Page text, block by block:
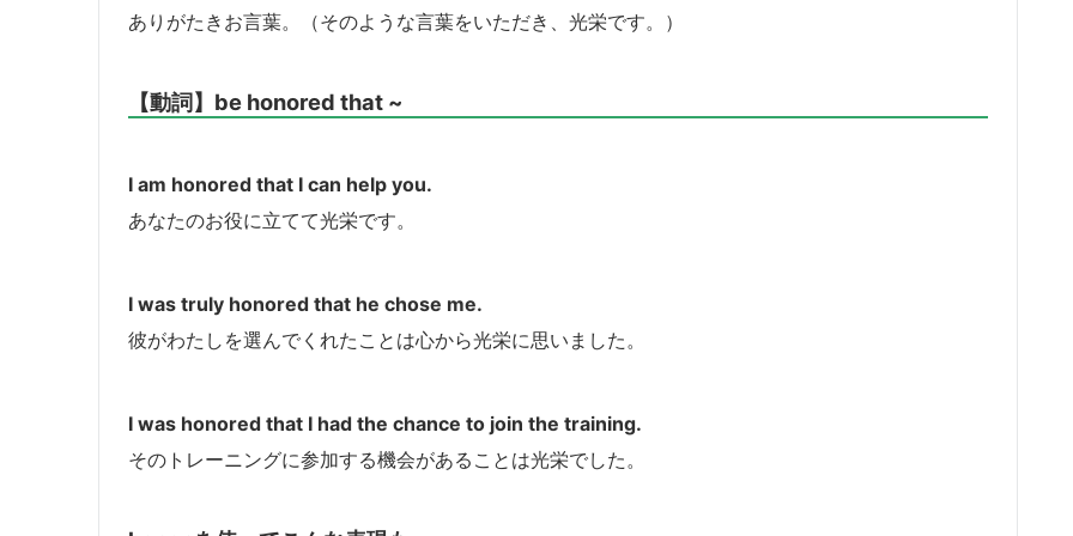
ありがたきお言葉。（そのような言葉をいただき、光栄です。）
【動詞】be honored that ~
I am honored that I can help you.
あなたのお役に立てて光栄です。
I was truly honored that he chose me.
彼がわたしを選んでくれたことは心から光栄に思いました。
I was honored that I had the chance to join the training.
そのトレーニングに参加する機会があることは光栄でした。